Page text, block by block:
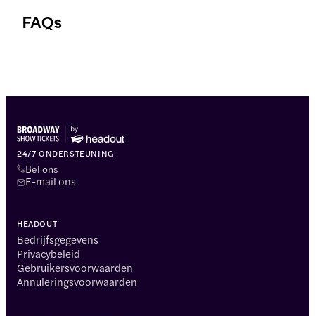
FAQs
24/7 ONDERSTEUNING
Bel ons
E-mail ons
HEADOUT
Bedrijfsgegevens
Privacybeleid
Gebruikersvoorwaarden
Annuleringsvoorwaarden